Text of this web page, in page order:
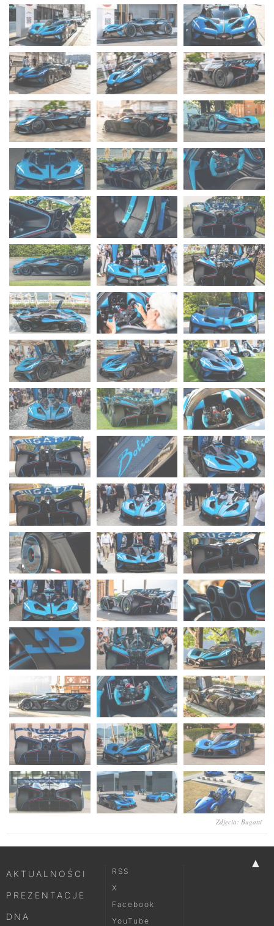
Zdjęcia: Bugatti
▲
AKTUALNOŚCI
PREZENTACJE
DNA
RSS
X
Facebook
YouTube